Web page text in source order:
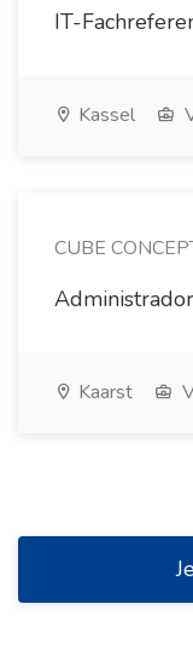
IT-
Kassel
CUBE
Kaarst